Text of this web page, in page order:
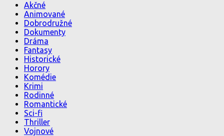
Akčné
Animované
Dobrodružné
Dokumenty
Dráma
Fantasy
Historické
Horory
Komédie
Krimi
Rodinné
Romantické
Sci-fi
Thriller
Vojnové